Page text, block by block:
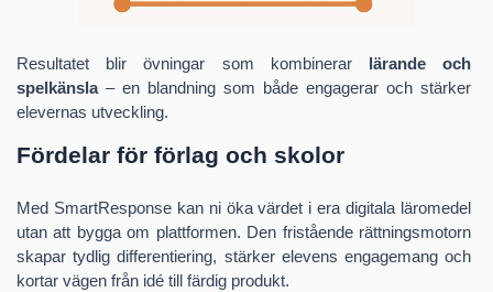
träna stavning och skrivutveckling.
Se hur det fungerar
Resultatet blir övningar som kombinerar lärande och
spelkänsla– en blandning som både engagerar och stärker
elevernas utveckling.
Fördelar för förlag och skolor
Med SmartResponse kan ni öka värdet i era digitala läromedel
utan att bygga om plattformen. Den fristående rättningsmotorn
skapar tydlig differentiering, stärker elevens engagemang och
kortar vägen från idé till färdig produkt.